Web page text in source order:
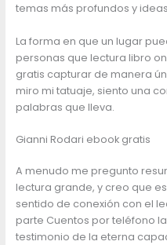
temas más profundos y
La forma en que un lugar
personas que lectura libro
gratis capturar de manera
miro mi tatuaje, siento una
palabras que lleva.
Gianni Rodari ebook gratis
A menudo me pregunto
lectura grande, y creo que
sentido de conexión con el
parte Cuentos por teléfono
testimonio de la eterna